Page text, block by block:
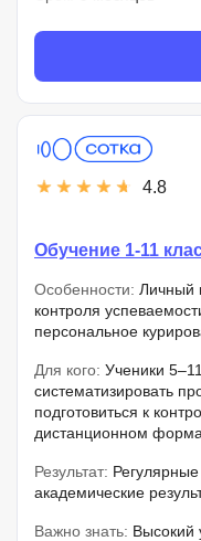
4.8
Обучение 1-11
Особенности: Личный
контроля
персональное
Для кого: Ученики
систематизировать
подготовиться к
дистанционном
Результат:
академические
Важно знать: Высокий